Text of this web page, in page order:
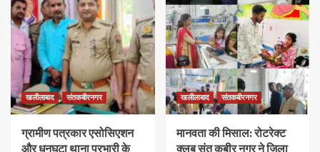
खलीलाबाद संतकबीरनगर
ग्रामीण पत्रकार एसोसिएशन
और धनघटा थाना प्रभारी के
खलीलाबाद संतकबीरनगर
मानवता की मिसाल: रोटरेक्ट
क्लब संत कबीर नगर ने जिला